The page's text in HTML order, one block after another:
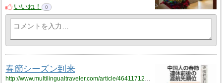
いいね！
0
春節シーズン到来
http://www.multilingualtraveler.com/article/464117129.html